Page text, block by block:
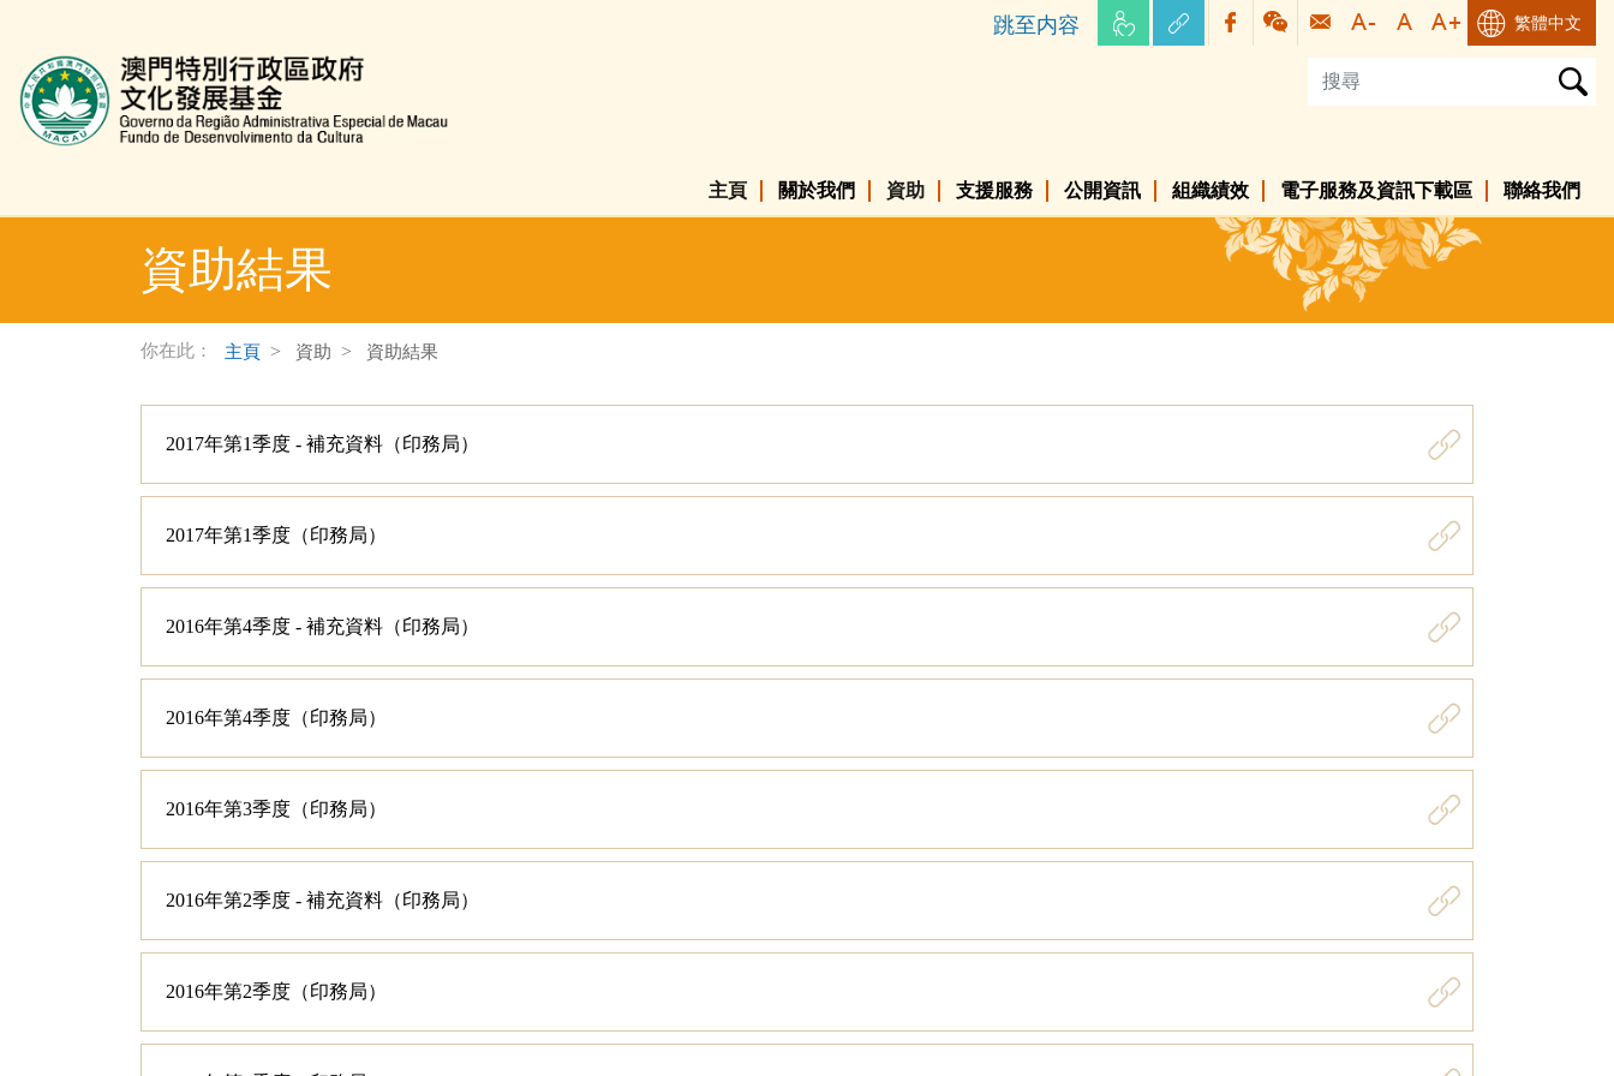
跳至内容 繁體中文
文化發展基金網頁
主頁 關於我們 資助 支援服務 公開資訊 組織績效 電子服務及資訊下載區 聯絡我們
資助結果
你在此： 主頁 資助 資助結果
2017年第1季度 - 補充資料（印務局）
2017年第1季度（印務局）
2016年第4季度 - 補充資料（印務局）
2016年第4季度（印務局）
2016年第3季度（印務局）
2016年第2季度 - 補充資料（印務局）
2016年第2季度（印務局）